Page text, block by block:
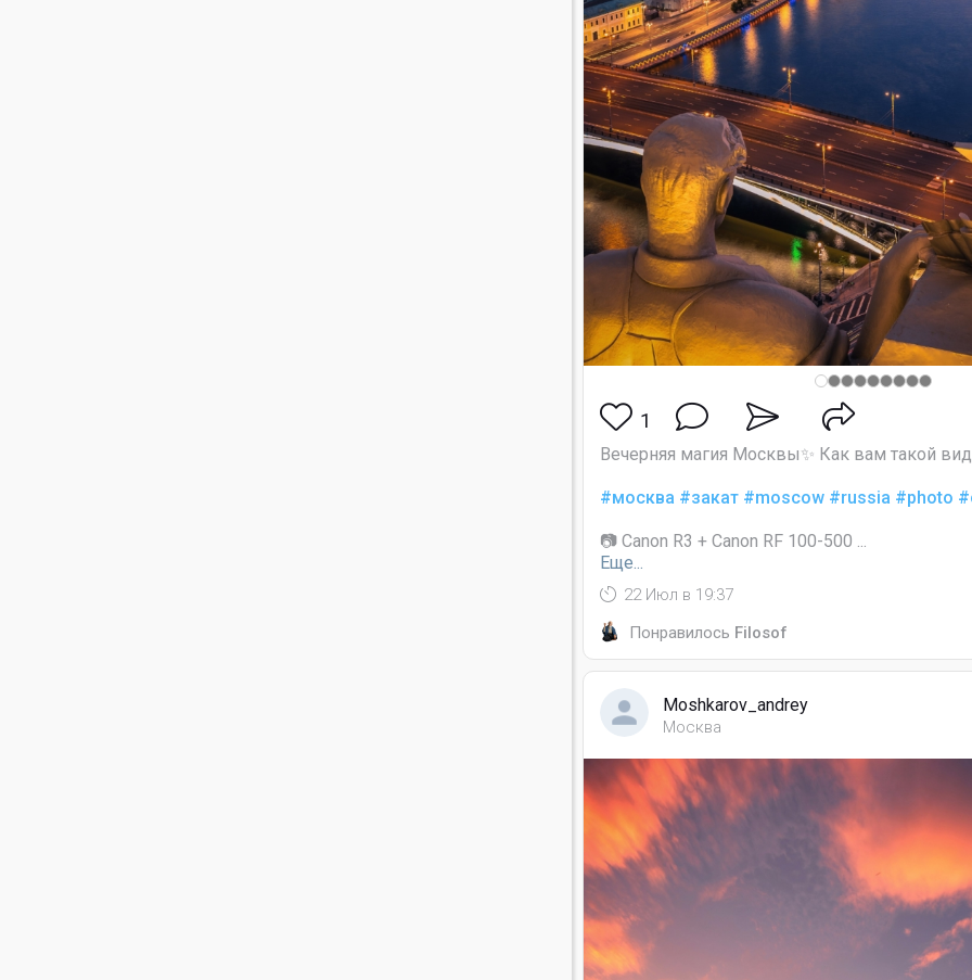
1
Вечерняя магия Москвы✨ Как вам такой
#москва #закат #moscow #russia #photo
📷 Canon R3 + Canon RF 100-500 ...
Еще...
22 Июл в 19:37
Понравилось Filosof
Moshkarov_andrey
Москва